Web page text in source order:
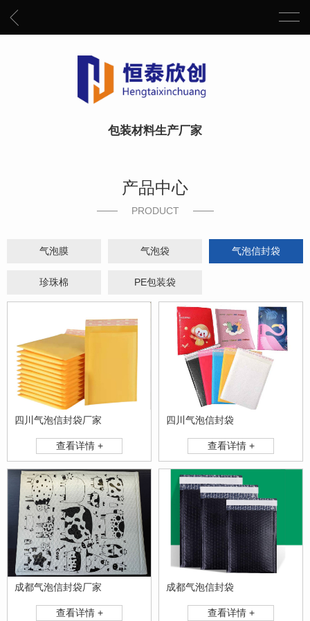
包装材料生产厂家
产品中心
PRODUCT
气泡膜 气泡袋 气泡信封袋
珍珠棉 PE包装袋
四川气泡信封袋厂家
查看详情 +
四川气泡信封袋
查看详情 +
成都气泡信封袋厂家
查看详情 +
成都气泡信封袋
查看详情 +